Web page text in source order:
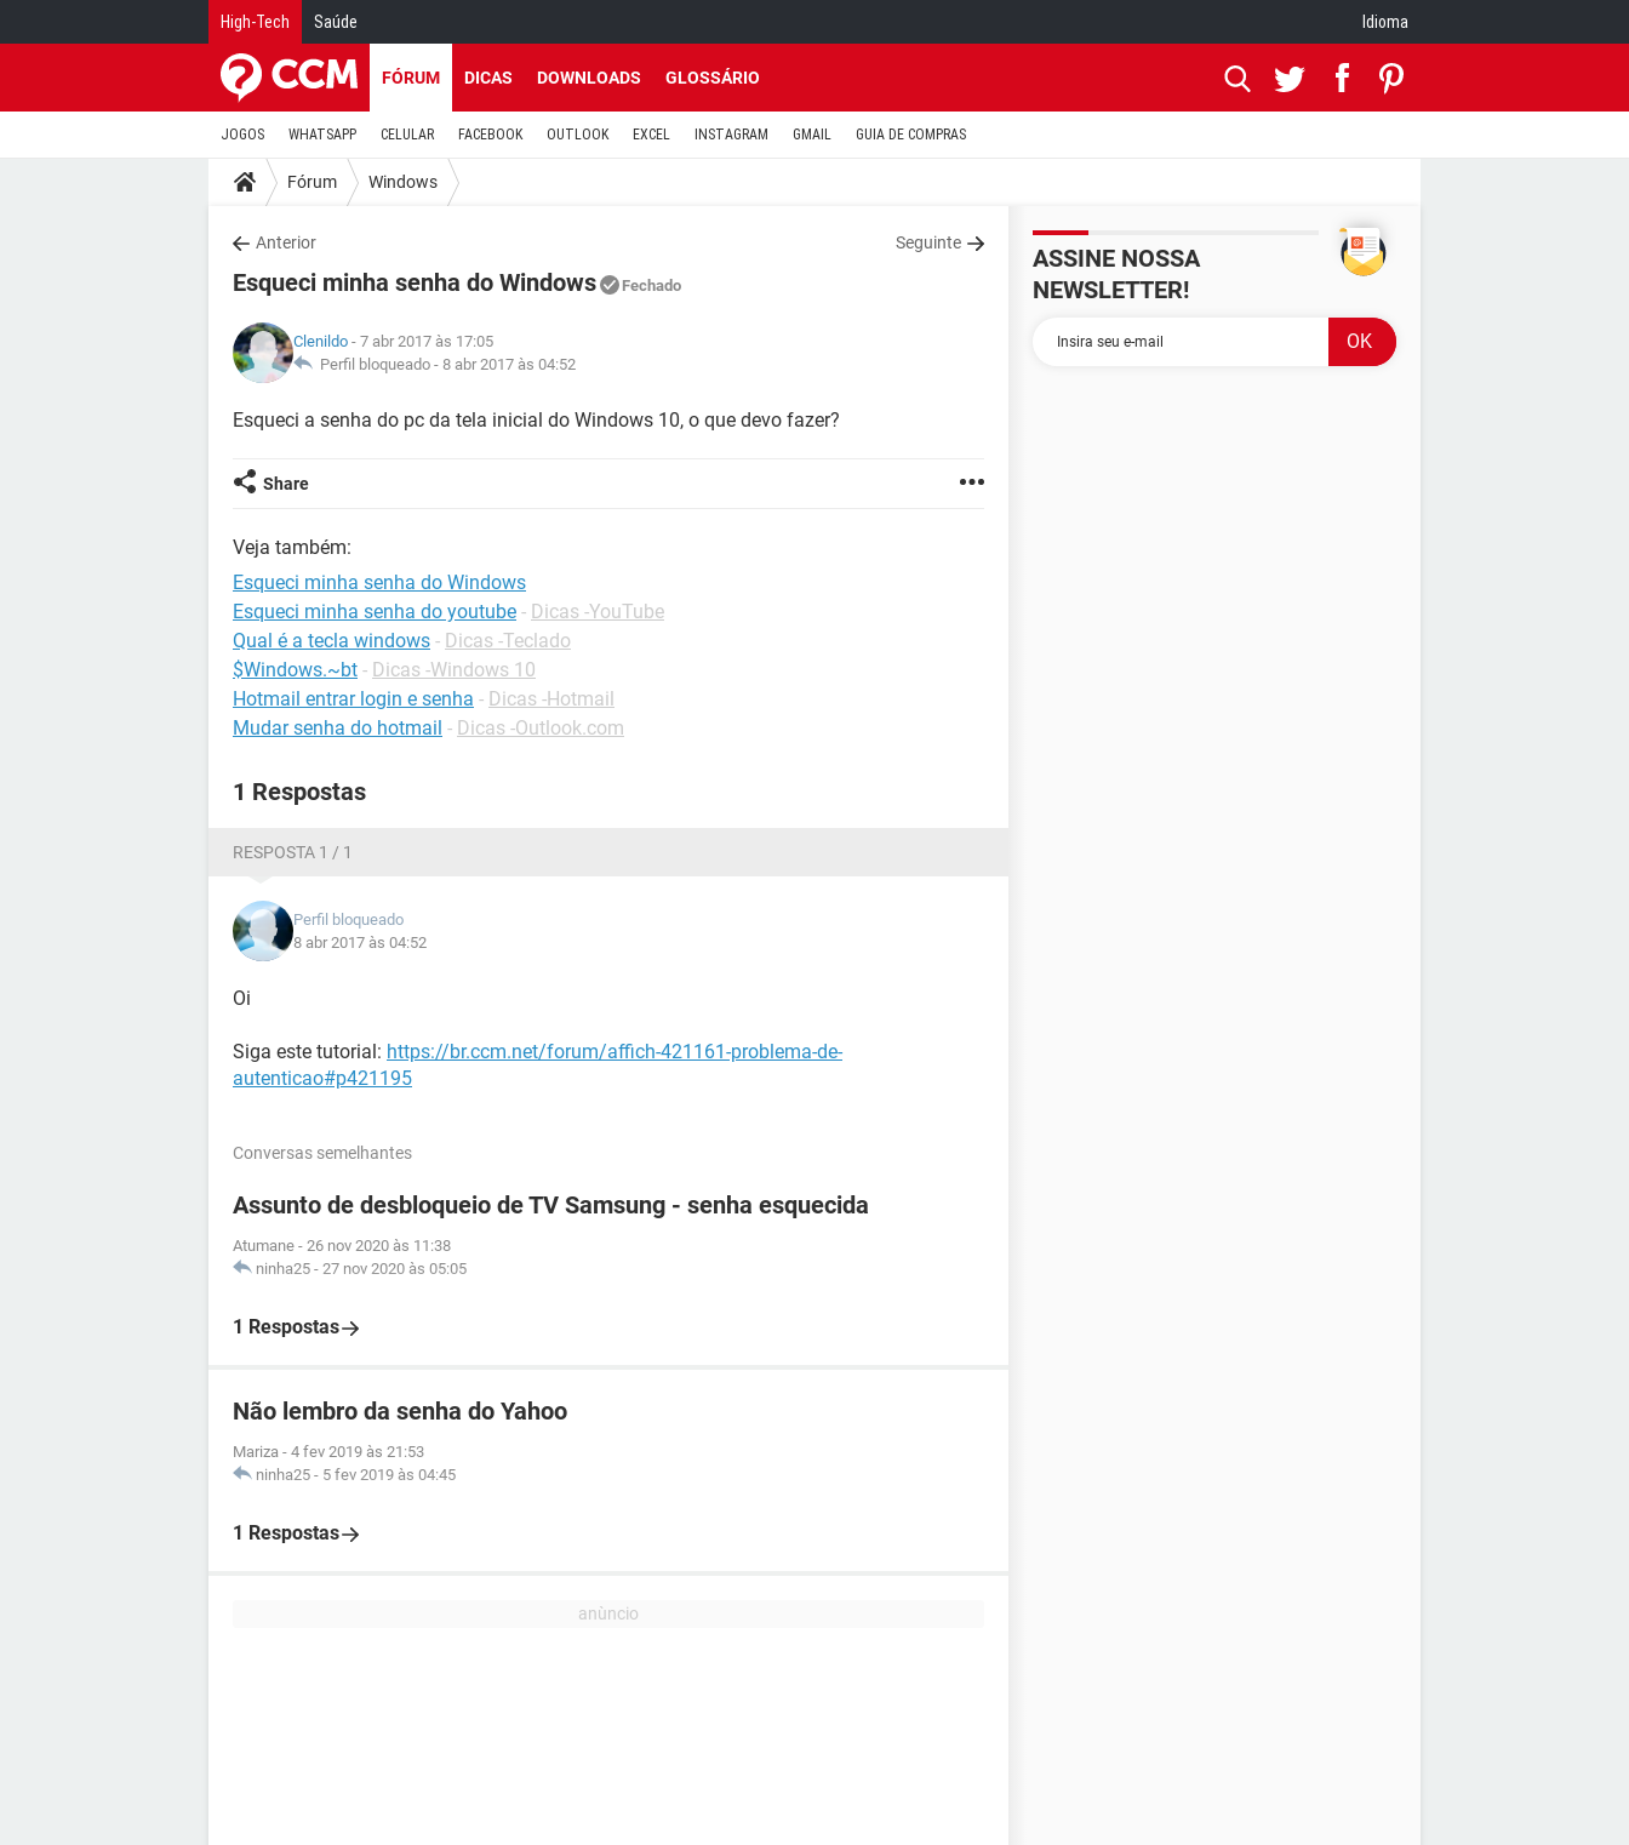
High-Tech Saúde Idioma
FÓRUM DICAS DOWNLOADS GLOSSÁRIO
JOGOS WHATSAPP CELULAR FACEBOOK OUTLOOK EXCEL INSTAGRAM GMAIL GUIA DE COMPRAS
Fórum Windows
Anterior Seguinte
Esqueci minha senha do Windows Fechado
Clenildo - 7 abr 2017 às 17:05
Perfil bloqueado - 8 abr 2017 às 04:52
Esqueci a senha do pc da tela inicial do Windows 10, o que devo fazer?
Share
Veja também:
Esqueci minha senha do Windows
Esqueci minha senha do youtube - Dicas -YouTube
Qual é a tecla windows - Dicas -Teclado
$Windows.~bt - Dicas -Windows 10
Hotmail entrar login e senha - Dicas -Hotmail
Mudar senha do hotmail - Dicas -Outlook.com
1 Respostas
RESPOSTA 1 / 1
Perfil bloqueado
8 abr 2017 às 04:52
Oi
Siga este tutorial: https://br.ccm.net/forum/affich-421161-problema-de-
autenticao#p421195
Conversas semelhantes
Assunto de desbloqueio de TV Samsung - senha esquecida
Atumane - 26 nov 2020 às 11:38
ninha25 - 27 nov 2020 às 05:05
1 Respostas
Não lembro da senha do Yahoo
Mariza - 4 fev 2019 às 21:53
ninha25 - 5 fev 2019 às 04:45
1 Respostas
ASSINE NOSSA
NEWSLETTER!